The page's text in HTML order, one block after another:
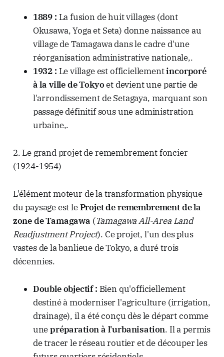
1889 : La fusion de huit villages (dont
Okusawa, Yoga et Seta) donne naissance au
village de Tamagawa dans le cadre d'une
réorganisation administrative nationale,.
1932 : Le village est officiellementincorporé
à la ville de Tokyoet devient une partie de
l'arrondissement de Setagaya, marquant son
passage définitif sous une administration
urbaine,.
2. Le grand projet de remembrement foncier
(1924-1954)
L'élément moteur de la transformation physique
du paysage est leProjet de remembrement de la
zone de Tamagawa (Tamagawa All-Area Land
Readjustment Project). Ce projet, l'un des plus
vastes de la banlieue de Tokyo, a duré trois
décennies.
Double objectif : Bien qu'officiellement
destiné à moderniser l'agriculture (irrigation,
drainage), il a été conçu dès le départ comme
unepréparation à l'urbanisation. Il a permis
de tracer le réseau routier et de découper les